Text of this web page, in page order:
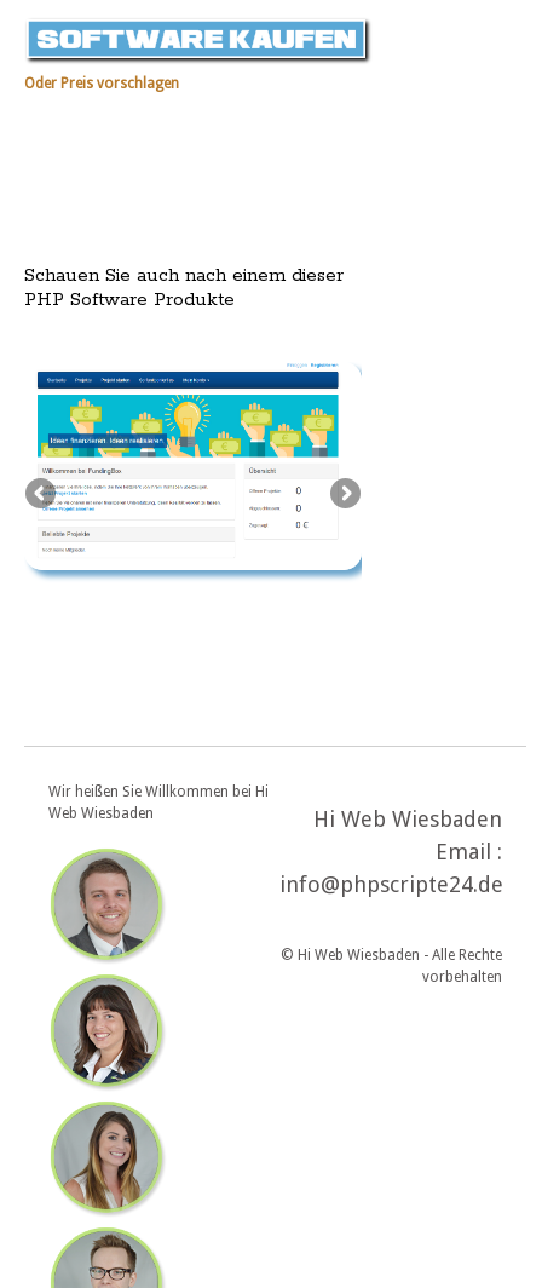
Oder Preis vorschlagen
Schauen Sie auch nach einem dieser
PHP Software Produkte
Wir heißen Sie Willkommen bei Hi
Web Wiesbaden
Hi Web Wiesbaden
Email :
info@phpscripte24.de
© Hi Web Wiesbaden - Alle Rechte
vorbehalten